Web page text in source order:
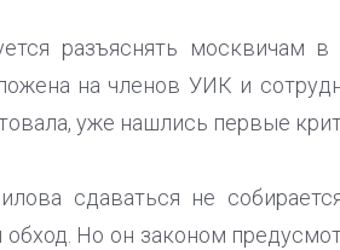
разъяснять москвичам в
на членов УИК и
уже нашлись первые
сдаваться не
Но он законом